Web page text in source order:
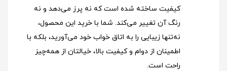
کیفیت ساخته شده است که نه پرز می‌دهد و نه
رنگ آن تغییر می‌کند. شما با خرید این محصول،
نه‌تنها زیبایی را به اتاق خواب خود می‌آورید، بلکه با
اطمینان از دوام و کیفیت بالا، خیالتان از همه‌چیز
راحت است.